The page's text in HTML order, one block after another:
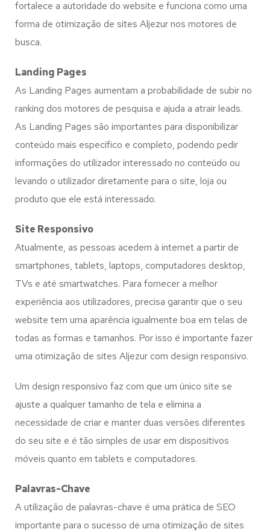
fortalece a autoridade do website e funciona como uma
forma de otimização de sites Aljezur nos motores de
busca.
Landing Pages
As Landing Pages aumentam a probabilidade de subir no
ranking dos motores de pesquisa e ajuda a atrair leads.
As Landing Pages são importantes para disponibilizar
conteúdo mais específico e completo, podendo pedir
informações do utilizador interessado no conteúdo ou
levando o utilizador diretamente para o site, loja ou
produto que ele está interessado.
Site Responsivo
Atualmente, as pessoas acedem à internet a partir de
smartphones, tablets, laptops, computadores desktop,
TVs e até smartwatches. Para fornecer a melhor
experiência aos utilizadores, precisa garantir que o seu
website tem uma aparência igualmente boa em telas de
todas as formas e tamanhos. Por isso é importante fazer
uma otimização de sites Aljezur com design responsivo.
Um design responsivo faz com que um único site se
ajuste a qualquer tamanho de tela e elimina a
necessidade de criar e manter duas versões diferentes
do seu site e é tão simples de usar em dispositivos
móveis quanto em tablets e computadores.
Palavras-Chave
A utilização de palavras-chave é uma prática de SEO
importante para o sucesso de uma otimização de sites